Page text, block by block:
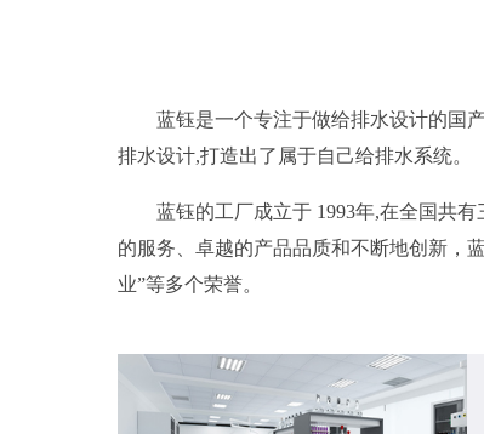
蓝钰是一个专注于做给排水设计的国
排水设计,打造出了属于自己给排水系统。
蓝钰的工厂成立于 1993年,在全国共
的服务、卓越的产品品质和不断地创新，
业”等多个荣誉。